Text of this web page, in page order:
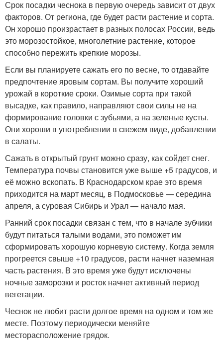
Срок посадки чеснока в первую очередь зависит от двух
факторов. От региона, где будет расти растение и сорта.
Он хорошо произрастает в разных полосах России, ведь
это морозостойкое, многолетние растение, которое
способно пережить крепкие морозы.
Если вы планируете сажать его по весне, то отдавайте
предпочтение яровым сортам. Вы получите хороший
урожай в короткие сроки. Озимые сорта при такой
высадке, как правило, направляют свои силы не на
формирование головки с зубьями, а на зеленые кусты.
Они хороши в употреблении в свежем виде, добавлении
в салаты.
Сажать в открытый грунт можно сразу, как сойдет снег.
Температура почвы становится уже выше +5 градусов, и
её можно вскопать. В Краснодарском крае это время
приходится на март месяц, в Подмосковье — середина
апреля, а суровая Сибирь и Урал — начало мая.
Ранний срок посадки связан с тем, что в начале зубчики
будут питаться талыми водами, это поможет им
сформировать хорошую корневую систему. Когда земля
прогреется свыше +10 градусов, расти начнет наземная
часть растения. В это время уже будут исключены
ночные заморозки и росток начнет активный период
вегетации.
Чеснок не любит расти долгое время на одном и том же
месте. Поэтому периодически меняйте
месторасположение грядок.